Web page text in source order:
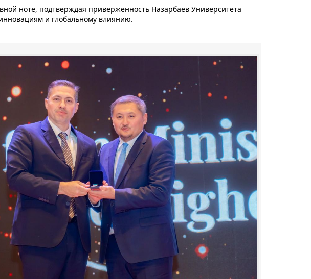
ноте, подтверждая приверженность Назарбаев Университета
и глобальному влиянию.